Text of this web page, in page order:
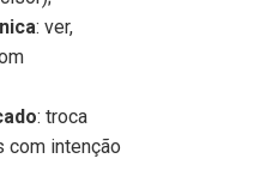
: ver,
: troca
com intenção